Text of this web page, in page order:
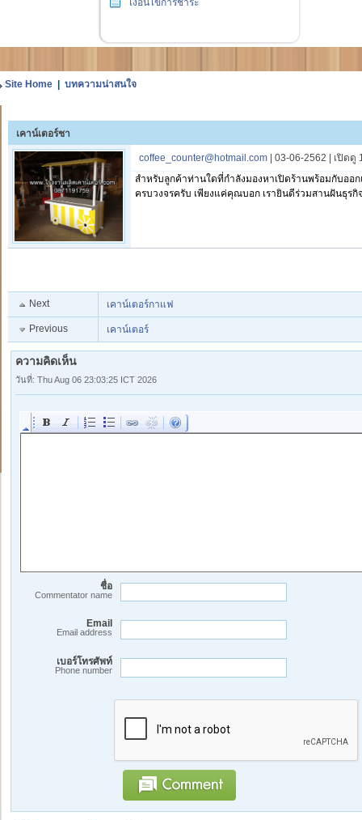
เงื่อนไขการชำระ
Site Home บทความน่าสนใจ
เคาน์เตอร์ชา
coffee_counter@hotmail.com | 03-06-2562 | เปิด
สำหรับลูกค้าท่านใดที่กำลังมองหาเปิดร้านพร้อมกับออ
ครบวงจรครับ เพียงแค่คุณบอก เรายินดีร่วมสานฝันธุร
Next เคาน์เตอร์กาแฟ
Previous เคาน์เตอร์
ความคิดเห็น
วันที่: Thu Aug 06 23:03:25 ICT 2026
ชื่อ
Commentator name
Email
Email address
เบอร์โทรศัพท์
Phone number